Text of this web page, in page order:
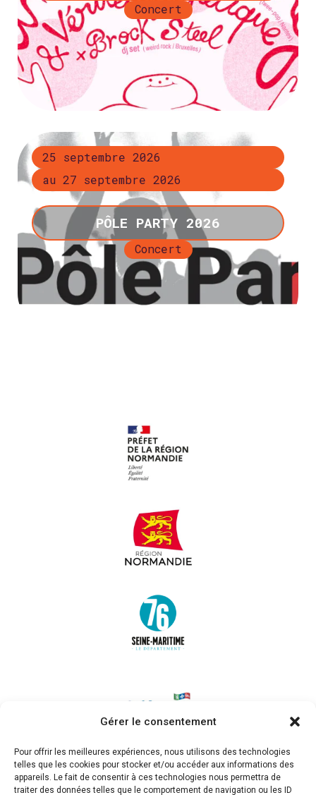
Gérer le consentement
Pour offrir les meilleures expériences, nous utilisons des technologies
telles que les cookies pour stocker et/ou accéder aux informations des
appareils. Le fait de consentir à ces technologies nous permettra de
traiter des données telles que le comportement de navigation ou les ID
Concert
25 septembre 2026
au 27 septembre 2026
PÔLE PARTY 2026
Concert
+ d’infos